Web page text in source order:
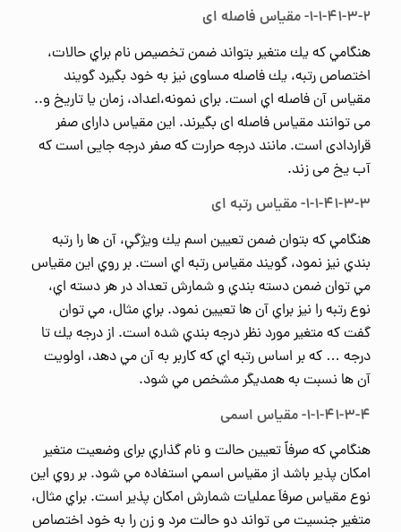
۱-۱-۴۱-۳-۲- مقیاس فاصله ای
هنگامي كه يك متغیر بتواند ضمن تخصیص نام براي حالات،
اختصاص رتبه، يك فاصله مساوی نيز به خود بگيرد گويند
مقياس آن فاصله اي است. برای نمونه،اعداد، زمان يا تاريخ و..
می توانند مقیاس فاصله ای بگیرند. این مقیاس دارای صفر
قراردادی است. مانند درجه حرارت که صفر درجه جایی است که
آب یخ می زند.
۱-۱-۴۱-۳-۳- مقیاس رتبه ای
هنگامي كه بتوان ضمن تعيين اسم يك ويژگي، آن ها را رتبه
بندي نيز نمود، گويند مقياس رتبه اي است. بر روي اين مقياس
مي توان ضمن دسته بندي و شمارش تعداد در هر دسته اي،
نوع رتبه را نيز براي آن ها تعيين نمود. براي مثال، مي توان
گفت كه متغیر مورد نظر درجه بندي شده است. از درجه يك تا
درجه … كه بر اساس رتبه اي كه كاربر به آن مي دهد، اولويت
آن ها نسبت به همديگر مشخص مي شود.
۱-۱-۴۱-۳-۴- مقیاس اسمی
هنگامي كه صرفاً تعيين حالت و نام گذاري برای وضعیت متغیر
امكان پذير باشد از مقياس اسمي استفاده مي شود. بر روي اين
نوع مقياس صرفاَ عمليات شمارش امكان پذير است. براي مثال،
متغیر جنسيت می تواند دو حالت مرد و زن را به خود اختصاص